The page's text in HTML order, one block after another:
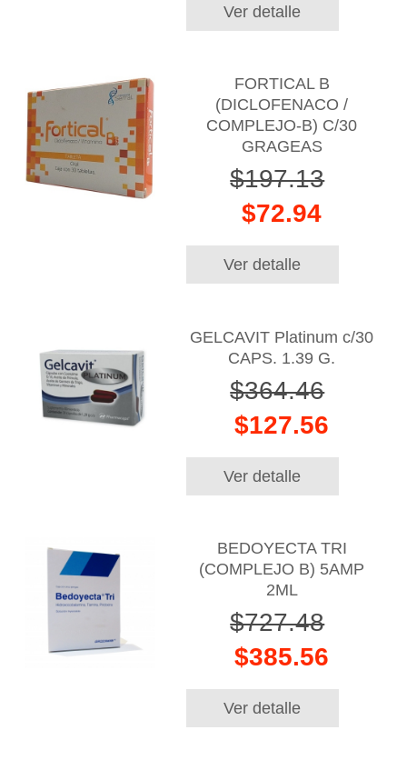
Ver detalle
FORTICAL B
(DICLOFENACO /
COMPLEJO-B) C/30
GRAGEAS
$197.13
$72.94
Ver detalle
GELCAVIT Platinum c/30
CAPS. 1.39 G.
$364.46
$127.56
Ver detalle
BEDOYECTA TRI
(COMPLEJO B) 5AMP
2ML
$727.48
$385.56
Ver detalle